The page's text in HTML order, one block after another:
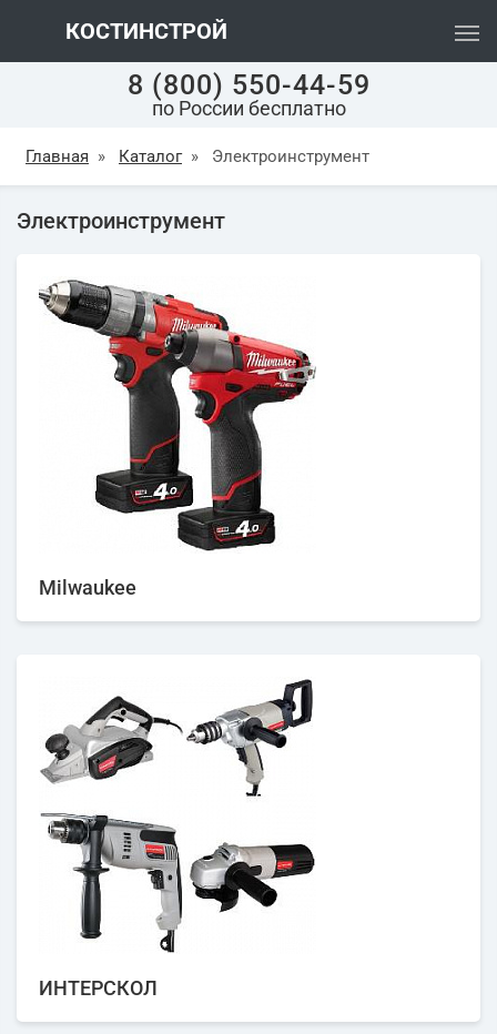
КОСТИНСТРОЙ
8 (800) 550-44-59
по России бесплатно
Главная » Каталог » Электроинструмент
Электроинструмент
Milwaukee
ИНТЕРСКОЛ